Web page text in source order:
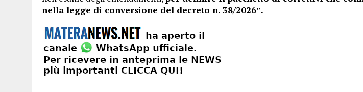
nella legge di conversione del decreto n. 38/2026″.